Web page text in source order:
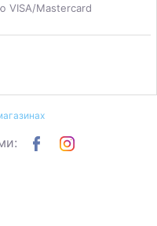
VISA/Mastercard